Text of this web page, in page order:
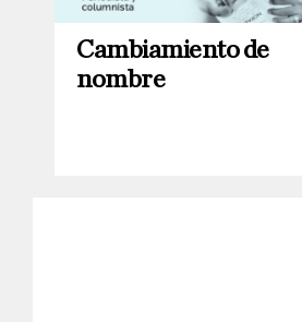
Cambiamiento de
nombre